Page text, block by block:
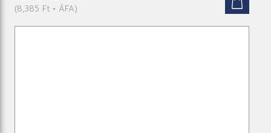
(8,385 Ft + ÁFA)